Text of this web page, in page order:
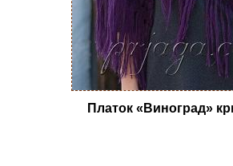
Платок «Виноград»